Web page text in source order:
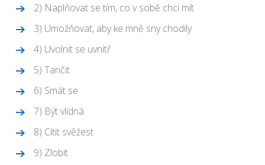
2) Naplňovat se tím, co v sobě chci mít
3) Umožňovat, aby ke mně sny chodily
4) Uvolnit se uvnitř
5) Tančit
6) Smát se
7) Být vlídná
8) Cítit svěžest
9) Zlobit